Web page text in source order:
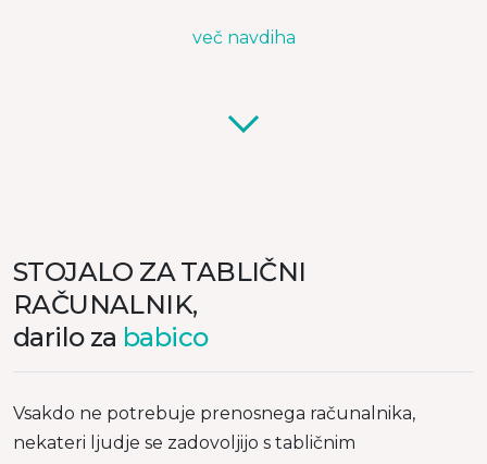
več navdiha
STOJALO ZA TABLIČNI
RAČUNALNIK,
darilo za babico
Vsakdo ne potrebuje prenosnega računalnika,
nekateri ljudje se zadovoljijo s tabličnim